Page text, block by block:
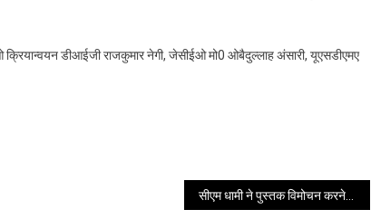
डीआईजी राजकुमार नेगी, जेसीईओ मो0 ओबैदुल्लाह अंसारी, यूएसडीएमए